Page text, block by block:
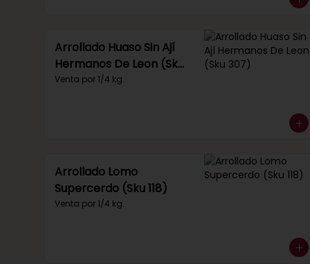
Arrollado Huaso Sin Ají
Hermanos De Leon (Sku
307)
Venta por 1/4 kg.
Arrollado Lomo
Supercerdo (Sku 118)
Venta por 1/4 kg.